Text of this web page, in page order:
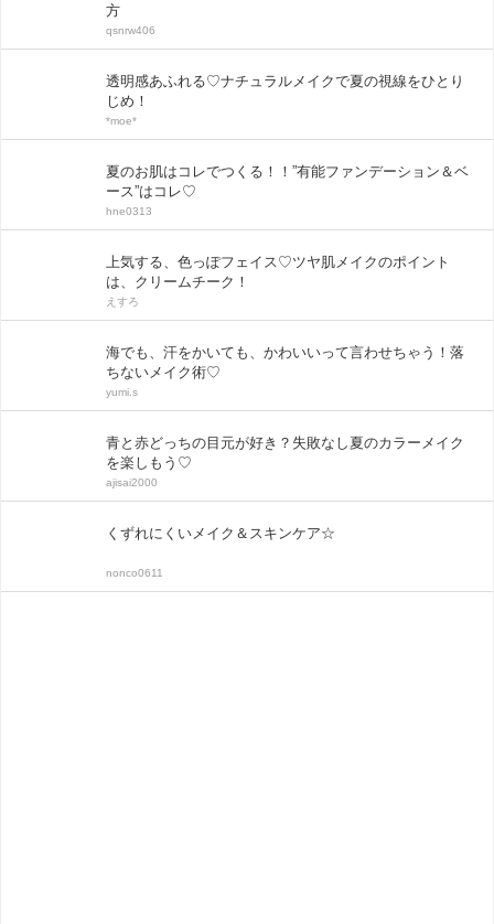
方
qsnrw406
透明感あふれる♡ナチュラルメイクで夏の視線をひとり
じめ！
*moe*
夏のお肌はコレでつくる！！”有能ファンデーション＆ベ
ース”はコレ♡
hne0313
上気する、色っぽフェイス♡ツヤ肌メイクのポイント
は、クリームチーク！
えすろ
海でも、汗をかいても、かわいいって言わせちゃう！落
ちないメイク術♡
yumi.s
青と赤どっちの目元が好き？失敗なし夏のカラーメイク
を楽しもう♡
ajisai2000
くずれにくいメイク＆スキンケア☆
nonco0611